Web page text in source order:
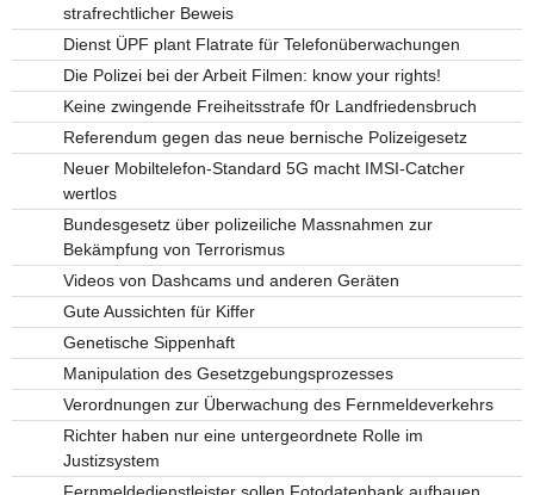
strafrechtlicher Beweis
Dienst ÜPF plant Flatrate für Telefonüberwachungen
Die Polizei bei der Arbeit Filmen: know your rights!
Keine zwingende Freiheitsstrafe f0r Landfriedensbruch
Referendum gegen das neue bernische Polizeigesetz
Neuer Mobiltelefon-Standard 5G macht IMSI-Catcher
wertlos
Bundesgesetz über polizeiliche Massnahmen zur
Bekämpfung von Terrorismus
Videos von Dashcams und anderen Geräten
Gute Aussichten für Kiffer
Genetische Sippenhaft
Manipulation des Gesetzgebungsprozesses
Verordnungen zur Überwachung des Fernmeldeverkehrs
Richter haben nur eine untergeordnete Rolle im
Justizsystem